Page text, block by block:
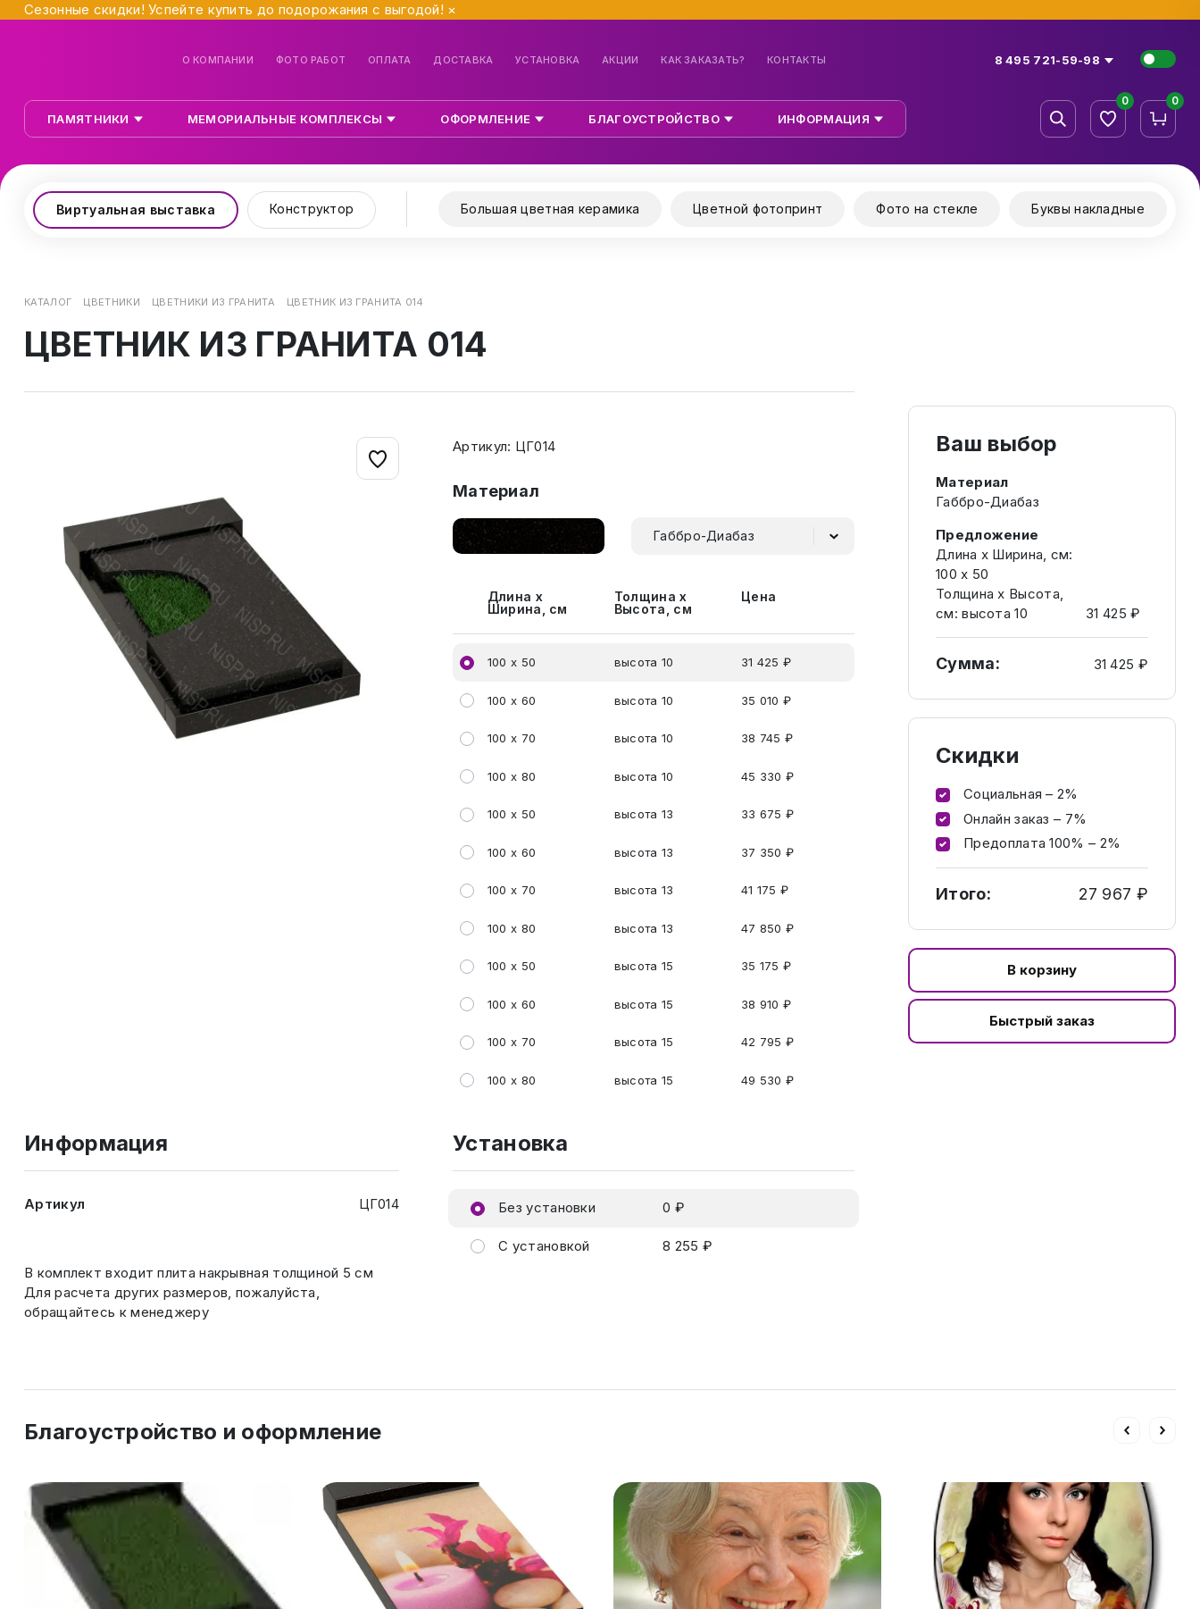
Сезонные скидки! Успейте купить до подорожания с выгодой! ×
О КОМПАНИИ ФОТО РАБОТ ОПЛАТА ДОСТАВКА УСТАНОВКА АКЦИИ КАК ЗАКАЗАТЬ? КОНТАКТЫ 8 495 721-59-98
ПАМЯТНИКИ МЕМОРИАЛЬНЫЕ КОМПЛЕКСЫ ОФОРМЛЕНИЕ БЛАГОУСТРОЙСТВО ИНФОРМАЦИЯ
0 0
Виртуальная выставка Конструктор Большая цветная керамика Цветной фотопринт Фото на стекле Буквы накладные
КАТАЛОГ ЦВЕТНИКИ ЦВЕТНИКИ ИЗ ГРАНИТА ЦВЕТНИК ИЗ ГРАНИТА 014
ЦВЕТНИК ИЗ ГРАНИТА 014
Артикул: ЦГ014
Материал
Габбро-Диабаз
Длина х
Ширина, см
Толщина х
Высота, см
Цена
100 х 50 высота 10 31 425 ₽
100 х 60 высота 10 35 010 ₽
100 х 70 высота 10 38 745 ₽
100 х 80 высота 10 45 330 ₽
100 х 50 высота 13 33 675 ₽
100 х 60 высота 13 37 350 ₽
100 х 70 высота 13 41 175 ₽
100 х 80 высота 13 47 850 ₽
100 х 50 высота 15 35 175 ₽
100 х 60 высота 15 38 910 ₽
100 х 70 высота 15 42 795 ₽
100 х 80 высота 15 49 530 ₽
Информация
Артикул ЦГ014
В комплект входит плита накрывная толщиной 5 см
Для расчета других размеров, пожалуйста,
обращайтесь к менеджеру
Установка
Без установки 0 ₽
С установкой 8 255 ₽
Ваш выбор
Материал
Габбро-Диабаз
Предложение
Длина х Ширина, см:
100 х 50
Толщина х Высота,
см: высота 10
31 425 ₽
Сумма: 31 425 ₽
Скидки
Социальная – 2%
Онлайн заказ – 7%
Предоплата 100% – 2%
Итого: 27 967 ₽
В корзину
Быстрый заказ
Благоустройство и оформление